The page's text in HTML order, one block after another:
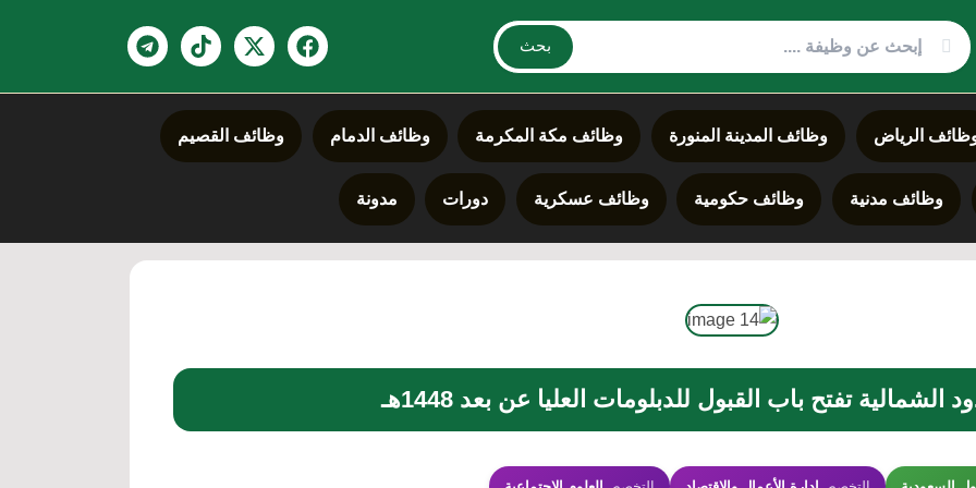
بحث
الرياض وظائف المدينة المنورة وظائف مكة المكرمة وظائف الدمام وظائف القصيم
وظائف مدنية وظائف حكومية وظائف عسكرية دورات مدونة
الشمالية تفتح باب القبول للدبلومات العليا عن بعد 1448هـ